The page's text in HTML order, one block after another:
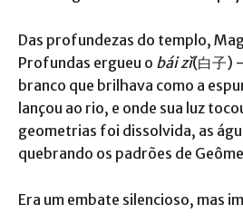
Das profundezas do templo,
Profundas ergueu o bái zǐ(白子)
branco que brilhava como a
lançou ao rio, e onde sua luz
geometrias foi dissolvida, as
quebrando os padrões de
Era um embate silencioso, mas